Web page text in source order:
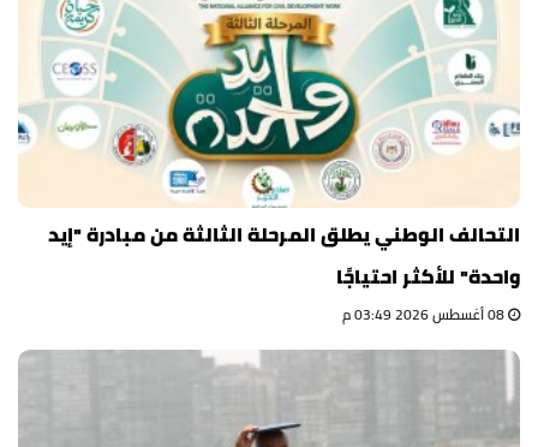
التحالف الوطني يطلق المرحلة الثالثة من مبادرة "إيد
واحدة" للأكثر احتياجًا